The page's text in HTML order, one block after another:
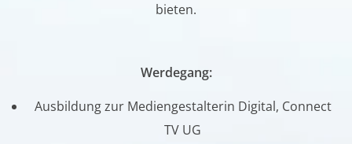
bieten.
Werdegang:
Ausbildung zur Mediengestalterin Digital, Connect
TV UG